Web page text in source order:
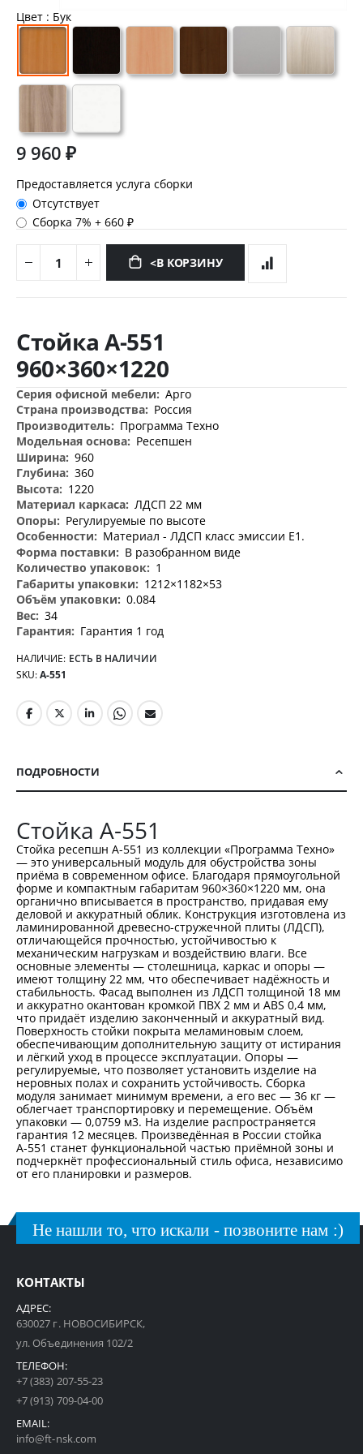
Цвет : Бук
9 960 ₽
Предоставляется услуга сборки
Отсутствует
Сборка 7%+660 ₽
<В КОРЗИНУ
началу
изображений
Стойка А-551
960×360×1220
Дополнительная
информация
Арго
Россия
Программа Техно
Ресепшен
960
360
1220
ЛДСП 22 мм
Регулируемые по высоте
Материал - ЛДСП класс эмиссии Е1.
В разобранном виде
1
1212×1182×53
0.084
34
Гарантия 1 год
НАЛИЧИЕ: ЕСТЬ В НАЛИЧИИ
SKU А-551
ПОДРОБНОСТИ
Стойка А-551
Стойка ресепшн А-551 из коллекции «Программа Техно»
— это универсальный модуль для обустройства зоны
приёма в современном офисе. Благодаря прямоугольной
форме и компактным габаритам 960×360×1220 мм, она
органично вписывается в пространство, придавая ему
деловой и аккуратный облик. Конструкция изготовлена из
ламинированной древесно-стружечной плиты (ЛДСП),
отличающейся прочностью, устойчивостью к
механическим нагрузкам и воздействию влаги. Все
основные элементы — столешница, каркас и опоры —
имеют толщину 22 мм, что обеспечивает надёжность и
стабильность. Фасад выполнен из ЛДСП толщиной 18 мм
и аккуратно окантован кромкой ПВХ 2 мм и ABS 0,4 мм,
что придаёт изделию законченный и аккуратный вид.
Поверхность стойки покрыта меламиновым слоем,
обеспечивающим дополнительную защиту от истирания
и лёгкий уход в процессе эксплуатации. Опоры —
регулируемые, что позволяет установить изделие на
неровных полах и сохранить устойчивость. Сборка
модуля занимает минимум времени, а его вес — 36 кг —
облегчает транспортировку и перемещение. Объём
упаковки — 0,0759 м3. На изделие распространяется
гарантия 12 месяцев. Произведённая в России стойка
А-551 станет функциональной частью приёмной зоны и
подчеркнёт профессиональный стиль офиса, независимо
от его планировки и размеров.
Не нашли то, что искали - позвоните нам :)
КОНТАКТЫ
АДРЕС:
630027 г. НОВОСИБИРСК,
ул. Объединения 102/2
ТЕЛЕФОН:
+7 (383) 207-55-23
+7 (913) 709-04-00
EMAIL:
info@ft-nsk.com